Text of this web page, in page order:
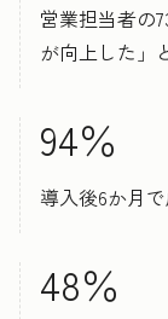
営業担当者の
が向上した」
94％
導入後6か月
48％